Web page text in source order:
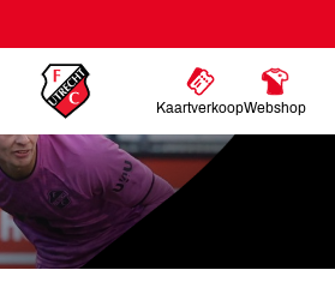
KaartverkoopWebshop